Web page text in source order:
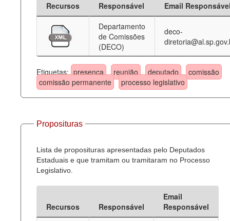
Recursos Responsável
Email
Departamento
de Comissões
(DECO)
deco-
Etiquetas: presença reunião deputado
comissão
comissão permanente
processo legislativo
Proposituras
Lista de proposituras apresentadas pelo Deputados
Estaduais e que tramitam ou tramitaram no Processo
Legislativo.
Recursos Responsável
Email
Responsável